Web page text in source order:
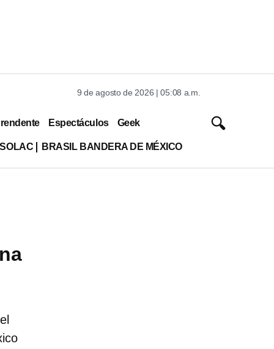
9 de agosto de 2026 | 05:08 a.m.
Espectáculos Geek
BRASIL BANDERA DE MÉXICO